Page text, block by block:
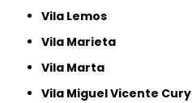
Vila Lemos
Vila Marieta
Vila Marta
Vila Miguel Vicente Cury